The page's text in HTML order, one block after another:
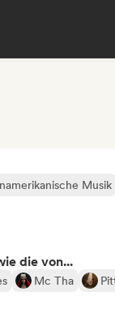
Musik
die von...
Mc Tha